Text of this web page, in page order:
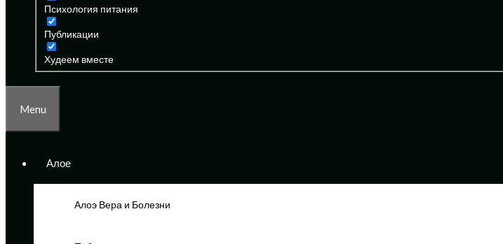
Психология питания
Публикации
Худеем вместе
Menu
Алое
Алоэ Вера и Болезни